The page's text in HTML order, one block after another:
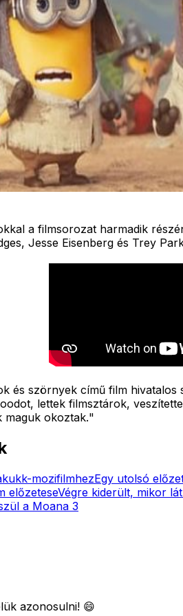
a filmsorozat harmadik
Jesse Eisenberg és Trey
és szörnyek című film hivatalos
lettek filmsztárok,
maguk okoztak."
mozifilmhezEgy utolsó
előzeteseVégre kiderült, mikor
a Moana 3
azonosulni! 😄